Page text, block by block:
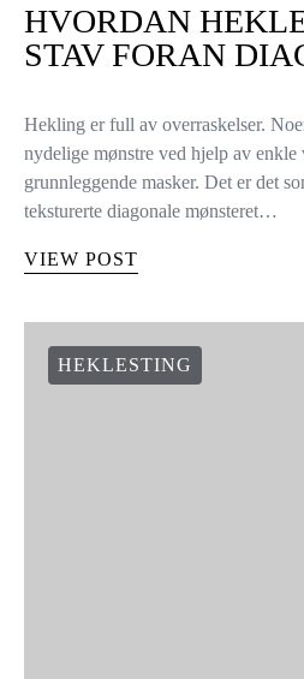
HVORDAN
STAV FORAN
Hekling er full av overraskelser.
nydelige mønstre ved hjelp av enkle
grunnleggende masker. Det er det
teksturerte diagonale mønsteret…
VIEW POST
HEKLESTING